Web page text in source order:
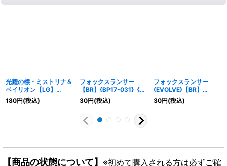
光耀の標・ミストリナ＆
ベイリオン【LG】
{BP17-020}《ロイヤ
ル》
180円(税込)
フォックスランサー
【BR】{BP17-031}《ロ
イヤル》
30円(税込)
フォックスランサー
(EVOLVE)【BR】
{BP17-032}《ロイヤ
ル》
30円(税込)
【商品の状態について】 ※初めて購入される方は必ずご確